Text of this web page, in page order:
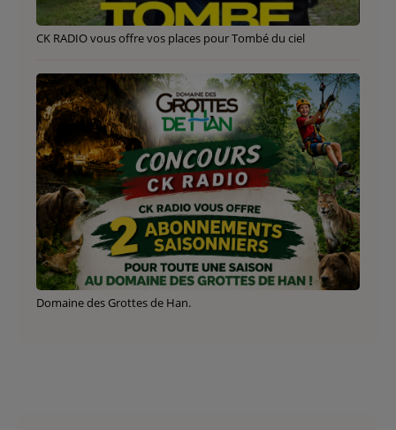
CK RADIO vous offre vos places pour Tombé du ciel
Domaine des Grottes de Han.